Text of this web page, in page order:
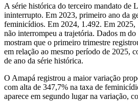
A série histórica do terceiro mandato de
ininterrupto. Em 2023, primeiro ano da
feminicídios. Em 2024, 1.492. Em
não interrompeu a trajetória. Dados m
mostram que o primeiro trimestre
em relação ao mesmo período de 2025,
de ano da série histórica.
O Amapá registrou a maior variação
com alta de 347,7% na taxa de
aparece em segundo lugar na variação,